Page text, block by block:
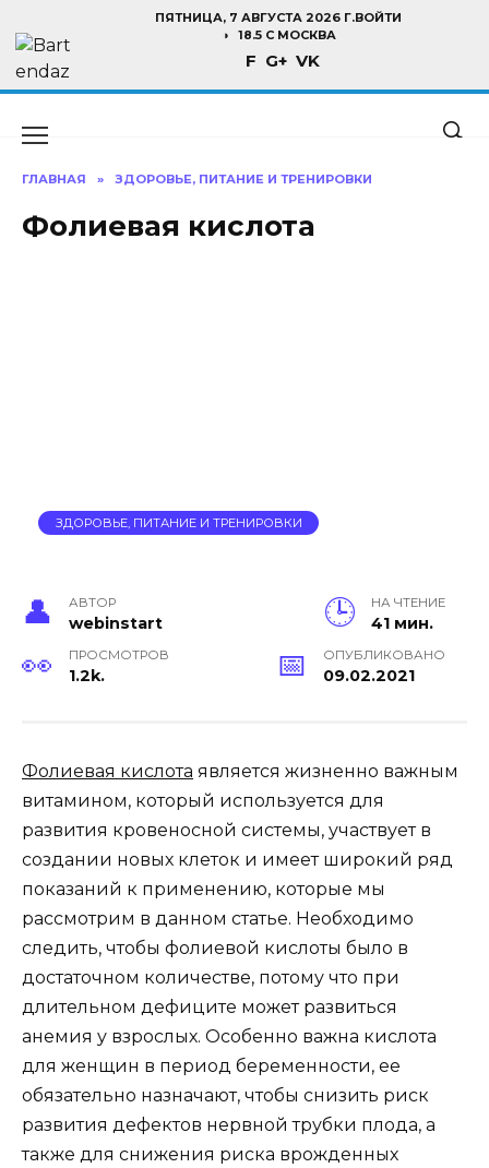
содержанию
ПЯТНИЦА, 7 АВГУСТА 2026 Г.ВОЙТИ
18.5 C МОСКВА
F G+ VK
ГЛАВНАЯ » ЗДОРОВЬЕ, ПИТАНИЕ И ТРЕНИРОВКИ
Фолиевая кислота
ЗДОРОВЬЕ, ПИТАНИЕ И ТРЕНИРОВКИ
АВТОР
webinstart
НА ЧТЕНИЕ
41 мин.
ПРОСМОТРОВ
1.2k.
ОПУБЛИКОВАНО
09.02.2021
Фолиевая кислота является жизненно важным
витамином, который используется для
развития кровеносной системы, участвует в
создании новых клеток и имеет широкий ряд
показаний к применению, которые мы
рассмотрим в данном статье. Необходимо
следить, чтобы фолиевой кислоты было в
достаточном количестве, потому что при
длительном дефиците может развиться
анемия у взрослых. Особенно важна кислота
для женщин в период беременности, ее
обязательно назначают, чтобы снизить риск
развития дефектов нервной трубки плода, а
также для снижения риска врожденных